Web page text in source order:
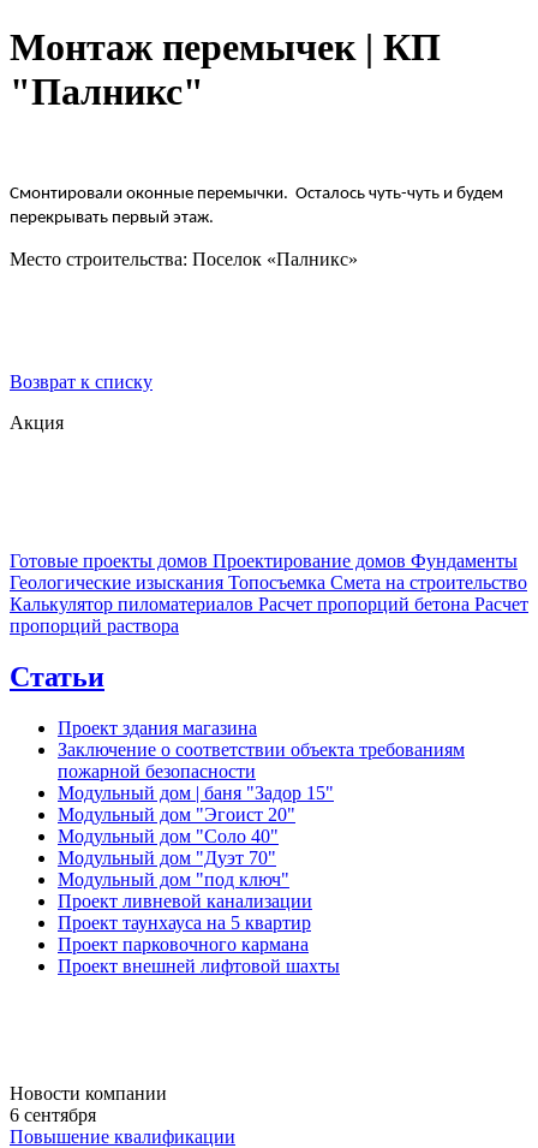
Монтаж перемычек | КП
"Палникс"
Смонтировали оконные перемычки. Осталось чуть-чуть и будем
перекрывать первый этаж.
Место строительства: Поселок «Палникс»
Возврат к списку
Акция
Готовые проекты домов Проектирование домов Фундаменты
Геологические изыскания Топосъемка Смета на строительство
Калькулятор пиломатериалов Расчет пропорций бетона Расчет
пропорций раствора
Статьи
Проект здания магазина
Заключение о соответствии объекта требованиям
пожарной безопасности
Модульный дом | баня "Задор 15"
Модульный дом "Эгоист 20"
Модульный дом "Соло 40"
Модульный дом "Дуэт 70"
Модульный дом "под ключ"
Проект ливневой канализации
Проект таунхауса на 5 квартир
Проект парковочного кармана
Проект внешней лифтовой шахты
Новости компании
6 сентября
Повышение квалификации